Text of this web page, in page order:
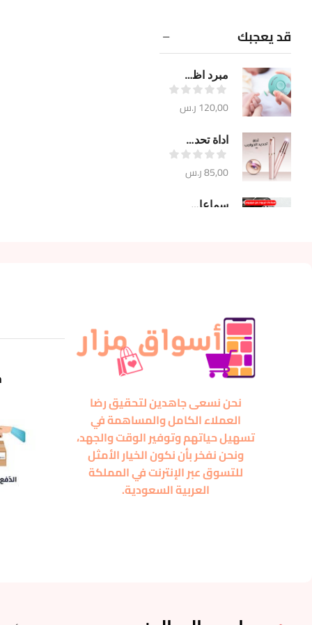
قد يعجبك
مبرد اظافر آمن
120,00ر.س
اداة تحديد الحواجب 18K
85,00ر.س
سماعات ايربودز من جويروم JR-T03s
نحن نسعى جاهدين لتحقيق رضا
العملاء الكامل والمساهمة في
تسهيل حياتهم وتوفير الوقت والجهد،
ونحن نفخر بأن نكون الخيار الأمثل
للتسوق عبر الإنترنت في المملكة
العربية السعودية.